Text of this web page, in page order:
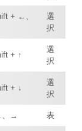
+ ←、
選
択
+ ↑
選
択
+ ↓
選
択
、→ 表